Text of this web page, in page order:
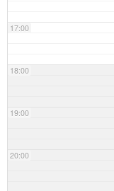
17:00
18:00
19:00
20:00